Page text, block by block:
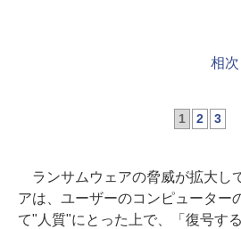
相
1 2 3
ランサムウェアの脅威が拡大し
アは、ユーザーのコンピューター
て"人質"にとった上で、「復号す